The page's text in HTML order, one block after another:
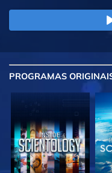
PROGRAMAS